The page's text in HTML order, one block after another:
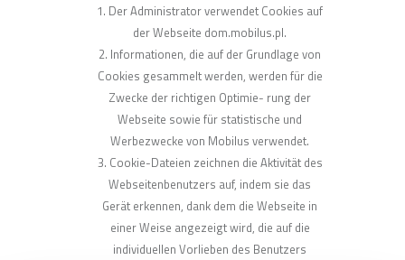
Der Administrator verwendet Cookies auf
der Webseite dom.mobilus.pl.
Informationen, die auf der Grundlage von
Cookies gesammelt werden, werden für die
Zwecke der richtigen Optimie- rung der
Webseite sowie für statistische und
Werbezwecke von Mobilus verwendet.
Cookie-Dateien zeichnen die Aktivität des
Webseitenbenutzers auf, indem sie das
Gerät erkennen, dank dem die Webseite in
einer Weise angezeigt wird, die auf die
individuellen Vorlieben des Benutzers